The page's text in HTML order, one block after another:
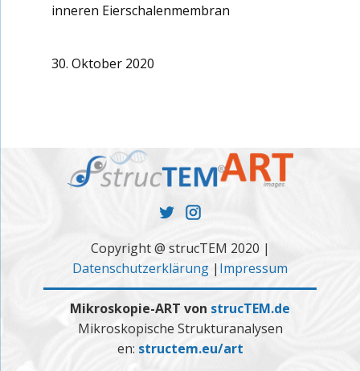
inneren Eierschalenmembran
30. Oktober 2020
Copyright @ strucTEM 2020 |
Datenschutzerklärung | Impressum
Mikroskopie-ART von strucTEM.de
Mikroskopische Strukturanalysen
en: structem.eu/art